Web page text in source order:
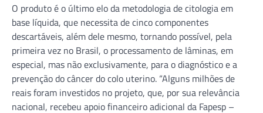
O produto é o último elo da metodologia de citologia em
base líquida, que necessita de cinco componentes
descartáveis, além dele mesmo, tornando possível, pela
primeira vez no Brasil, o processamento de lâminas, em
especial, mas não exclusivamente, para o diagnóstico e a
prevenção do câncer do colo uterino. “Alguns milhões de
reais foram investidos no projeto, que, por sua relevância
nacional, recebeu apoio financeiro adicional da Fapesp –